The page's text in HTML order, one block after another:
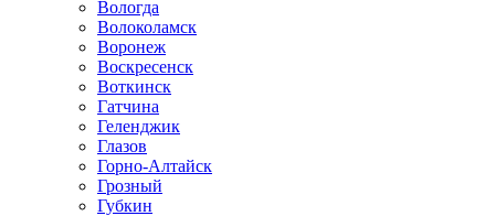
Вологда
Волоколамск
Воронеж
Воскресенск
Воткинск
Гатчина
Геленджик
Глазов
Горно-Алтайск
Грозный
Губкин